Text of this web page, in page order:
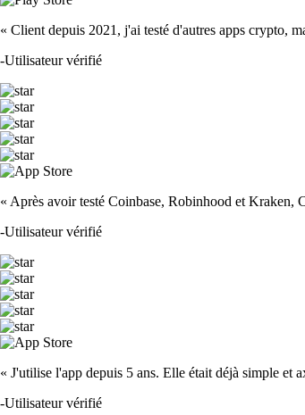
« Client depuis 2021, j'ai testé d'autres apps crypto,
-Utilisateur vérifié
« Après avoir testé Coinbase, Robinhood et Kraken,
-Utilisateur vérifié
« J'utilise l'app depuis 5 ans. Elle était déjà simple et
-Utilisateur vérifié